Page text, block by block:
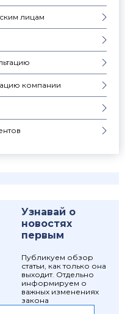
лицам
компании
Узнавай о
новостях
первым
Публикуем обзор
статьи, как только она
выходит. Отдельно
информируем о
важных изменениях
закона